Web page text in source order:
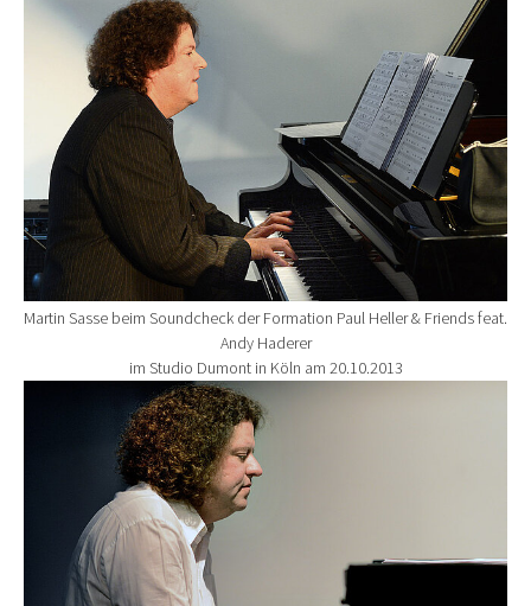
Martin Sasse beim Soundcheck der Formation Paul Heller & Friends feat.
Andy Haderer
im Studio Dumont in Köln am 20.10.2013
Show larger version for: